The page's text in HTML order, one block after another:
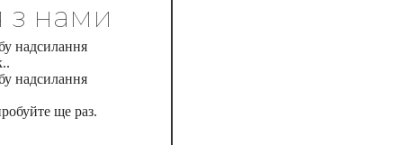
з нами